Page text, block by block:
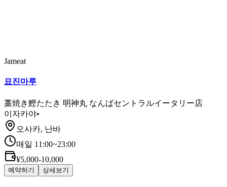
Jameat
묘진마루
藁焼き鰹たたき 明神丸 なんばセントラルイータリー店
이자카야•
오사카, 난바
매일 11:00~23:00
¥5,000-10,000
예약하기 상세보기